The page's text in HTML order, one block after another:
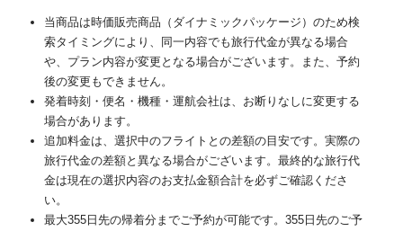
当商品は時価販売商品（ダイナミックパッケージ）のため検
索タイミングにより、同一内容でも旅行代金が異なる場合
や、プラン内容が変更となる場合がございます。また、予約
後の変更もできません。
発着時刻・便名・機種・運航会社は、お断りなしに変更する
場合があります。
追加料金は、選択中のフライトとの差額の目安です。実際の
旅行代金の差額と異なる場合がございます。最終的な旅行代
金は現在の選択内容のお支払金額合計を必ずご確認くださ
い。
最大355日先の帰着分までご予約が可能です。355日先のご予